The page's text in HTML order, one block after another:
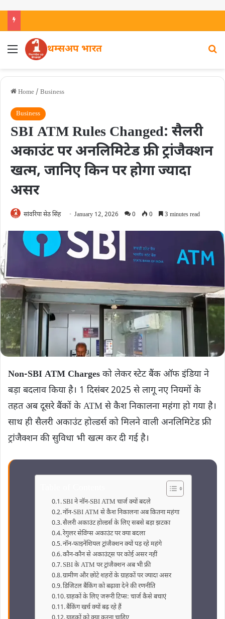
थम्सअप भारत
Home / Business
Business
SBI ATM Rules Changed: सैलरी
अकाउंट पर अनलिमिटेड फ्री ट्रांजैक्शन
खत्म, जानिए किन पर होगा ज्यादा
असर
सांवरिया सेठ सिंह January 12, 2026 0 0 3 minutes read
Non-SBI ATM Charges को लेकर स्टेट बैंक ऑफ इंडिया ने
बड़ा बदलाव किया है। 1 दिसंबर 2025 से लागू नए नियमों के
तहत अब दूसरे बैंकों के ATM से कैश निकालना महंगा हो गया है।
साथ ही सैलरी अकाउंट होल्डर्स को मिलने वाली अनलिमिटेड फ्री
ट्रांजैक्शन की सुविधा भी खत्म कर दी गई है।
SBI ने नॉन-SBI ATM चार्ज क्यों बदले
नॉन-SBI ATM से कैश निकालना अब कितना महंगा
सैलरी अकाउंट होल्डर्स के लिए सबसे बड़ा झटका
रेगुलर सेविंग्स अकाउंट पर क्या बदला
नॉन-फाइनेंशियल ट्रांजैक्शन क्यों पड़ रहे महंगे
कौन-कौन से अकाउंट्स पर कोई असर नहीं
SBI के ATM पर ट्रांजैक्शन अब भी फ्री
ग्रामीण और छोटे शहरों के ग्राहकों पर ज्यादा असर
डिजिटल बैंकिंग को बढ़ावा देने की रणनीति
ग्राहकों के लिए जरूरी टिप्स: चार्ज कैसे बचाएं
बैंकिंग खर्च क्यों बढ़ रहे हैं